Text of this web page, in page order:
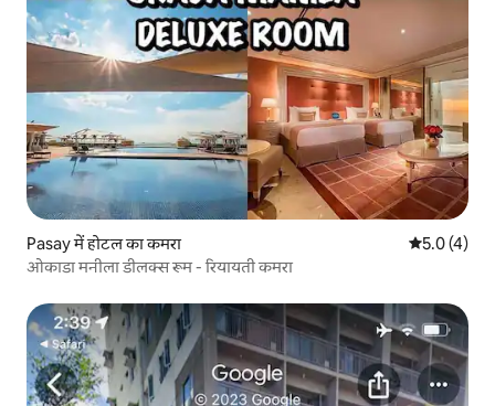
Pasay में होटल का कमरा औसत रेटिंग 5
5.0 (4)
ओकाडा मनीला डीलक्स रूम - रियायती कमरा